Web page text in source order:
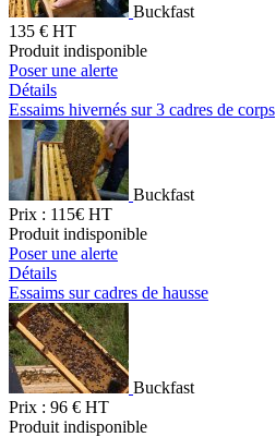
Buckfast
135 € HT
Produit indisponible
Poser une alerte
Détails
Essaims hivernés sur 3 cadres de corps
Buckfast
Prix : 115€ HT
Produit indisponible
Poser une alerte
Détails
Essaims sur cadres de hausse
Buckfast
Prix : 96 € HT
Produit indisponible